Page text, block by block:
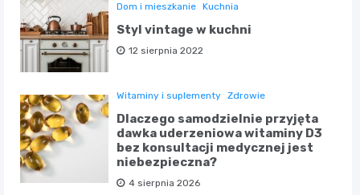
Dom i mieszkanie Kuchnia
Styl vintage w kuchni
12 sierpnia 2022
Witaminy i suplementy Zdrowie
Dlaczego samodzielnie przyjęta
dawka uderzeniowa witaminy D3
bez konsultacji medycznej jest
niebezpieczna?
4 sierpnia 2026